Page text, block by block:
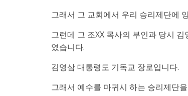
그래서 그 교회에서 우리 승리제단에
그런데 그 조XX 목사의 부인과 당시
였습니다.
김영삼 대통령도 기독교 장로입니다.
그래서 예수를 마귀시 하는 승리제단